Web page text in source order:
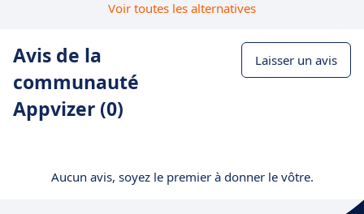
Voir toutes les alternatives
Avis de la
communauté
Appvizer (0)
Laisser un avis
Aucun avis, soyez le premier à donner le vôtre.